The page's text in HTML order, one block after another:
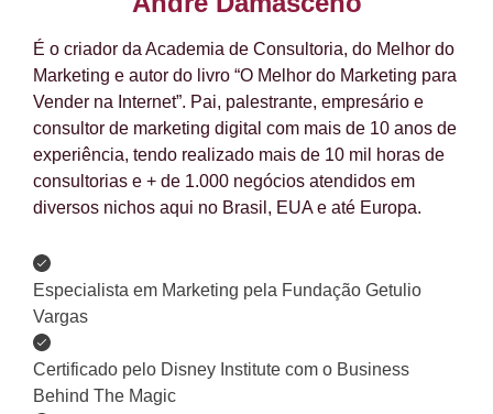
É o criador da Academia de Consultoria, do Melhor do
Marketing e autor do livro “O Melhor do Marketing para
Vender na Internet”. Pai, palestrante, empresário e
consultor de marketing digital com mais de 10 anos de
experiência, tendo realizado mais de 10 mil horas de
consultorias e + de 1.000 negócios atendidos em
diversos nichos aqui no Brasil, EUA e até Europa.
Especialista em Marketing pela Fundação Getulio
Vargas
Certificado pelo Disney Institute com o Business
Behind The Magic